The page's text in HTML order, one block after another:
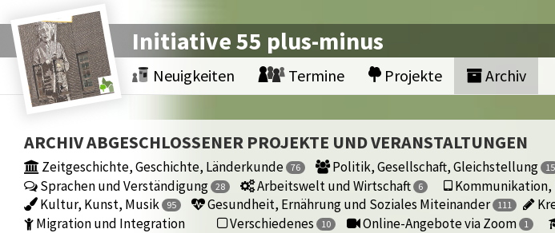
Initiative 55 plus-minus
Neuigkeiten Termine Projekte Archiv
ARCHIV ABGESCHLOSSENER PROJEKTE UND VERANSTALTUNGEN
Zeitgeschichte, Geschichte, Länderkunde 76 Politik, Gesellschaft, Gleichstellung 15
Sprachen und Verständigung 28 Arbeitswelt und Wirtschaft 6 Kommunikation,
Kultur, Kunst, Musik 95 Gesundheit, Ernährung und Soziales Miteinander 111
Migration und Integration
Verschiedenes 10 Online-Angebote via Zoom 1